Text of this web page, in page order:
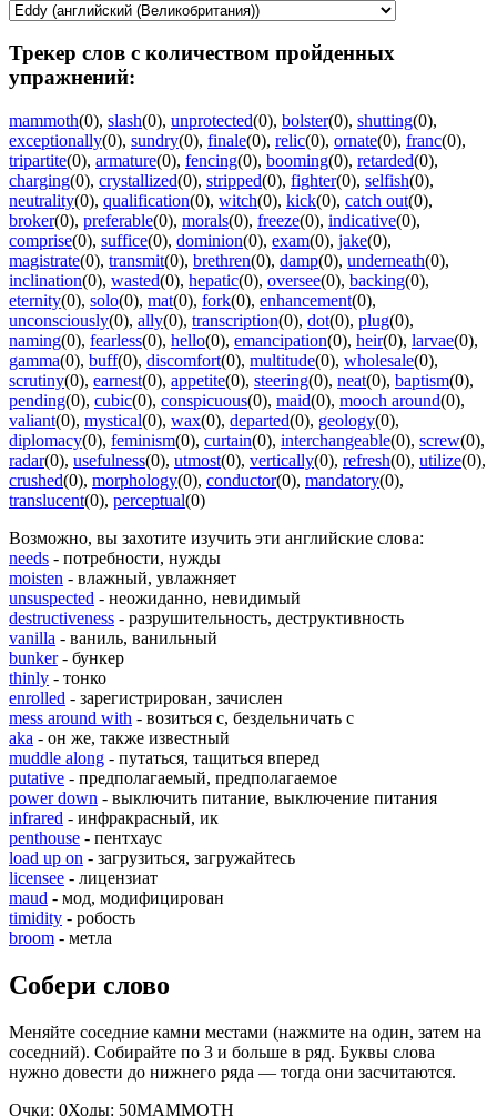
Трекер слов с количеством пройденных
упражнений:
mammoth(0), slash(0), unprotected(0), bolster(0), shutting(0),
exceptionally(0), sundry(0), finale(0), relic(0), ornate(0), franc(0),
tripartite(0), armature(0), fencing(0), booming(0), retarded(0),
charging(0), crystallized(0), stripped(0), fighter(0), selfish(0),
neutrality(0), qualification(0), witch(0), kick(0), catch out(0),
broker(0), preferable(0), morals(0), freeze(0), indicative(0),
comprise(0), suffice(0), dominion(0), exam(0), jake(0),
magistrate(0), transmit(0), brethren(0), damp(0), underneath(0),
inclination(0), wasted(0), hepatic(0), oversee(0), backing(0),
eternity(0), solo(0), mat(0), fork(0), enhancement(0),
unconsciously(0), ally(0), transcription(0), dot(0), plug(0),
naming(0), fearless(0), hello(0), emancipation(0), heir(0), larvae(0),
gamma(0), buff(0), discomfort(0), multitude(0), wholesale(0),
scrutiny(0), earnest(0), appetite(0), steering(0), neat(0), baptism(0),
pending(0), cubic(0), conspicuous(0), maid(0), mooch around(0),
valiant(0), mystical(0), wax(0), departed(0), geology(0),
diplomacy(0), feminism(0), curtain(0), interchangeable(0), screw(0),
radar(0), usefulness(0), utmost(0), vertically(0), refresh(0), utilize(0),
crushed(0), morphology(0), conductor(0), mandatory(0),
translucent(0), perceptual(0)
Возможно, вы захотите изучить эти английские слова:
needs - потребности, нужды
moisten - влажный, увлажняет
unsuspected - неожиданно, невидимый
destructiveness - разрушительность, деструктивность
vanilla - ваниль, ванильный
bunker- бункер
thinly - тонко
enrolled - зарегистрирован, зачислен
mess around with - возиться с, бездельничать с
aka - он же, также известный
muddle along - путаться, тащиться вперед
putative - предполагаемый, предполагаемое
power down - выключить питание, выключение питания
infrared - инфракрасный, ик
penthouse - пентхаус
load up on - загрузиться, загружайтесь
licensee - лицензиат
maud - мод, модифицирован
timidity - робость
broom - метла
Собери слово
Меняйте соседние камни местами (нажмите на один, затем на
соседний). Собирайте по 3 и больше в ряд. Буквы слова
нужно довести до нижнего ряда — тогда они засчитаются.
Очки: 0Ходы: 50MAMMOTH